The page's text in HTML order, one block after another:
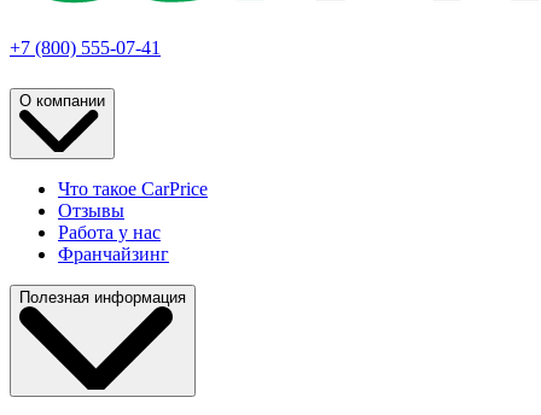
+7 (800) 555-07-41
О компании
Что такое CarPrice
Отзывы
Работа у нас
Франчайзинг
Полезная информация